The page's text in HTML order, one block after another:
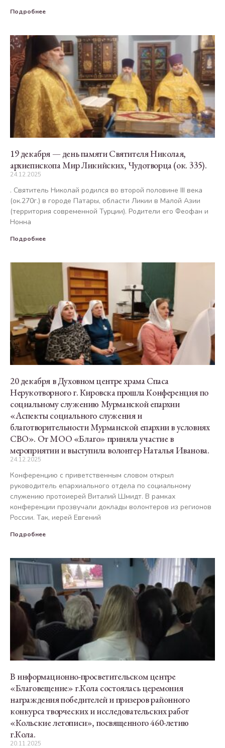
Подробнее
19 декабря — день памяти Святителя Николая,
архиепископа Мир Ликийских, Чудотворца (ок. 335).
24.12.2025
. Святитель Николай родился во второй половине III века
(ок.270г.) в городе Патары, области Ликии в Малой Азии
(территория современной Турции). Родители его Феофан и
Нонна
Подробнее
20 декабря в Духовном центре храма Спаса
Нерукотворного г. Кировска прошла Конференция по
социальному служению Мурманской епархии
«Аспекты социального служения и
благотворительности Мурманской епархии в условиях
СВО». От МОО «Благо» приняла участие в
мероприятии и выступила волонтер Наталья Иванова.
24.12.2025
Конференцию с приветственным словом открыл
руководитель епархиального отдела по социальному
служению протоиерей Виталий Шмидт. В рамках
конференции прозвучали доклады волонтеров из регионов
России. Так, иерей Евгений
Подробнее
В информационно-просветительском центре
«Благовещение» г.Кола состоялась церемония
награждения победителей и призеров районного
конкурса творческих и исследовательских работ
«Кольские летописи», посвященного 460-летию
г.Кола.
20.11.2025